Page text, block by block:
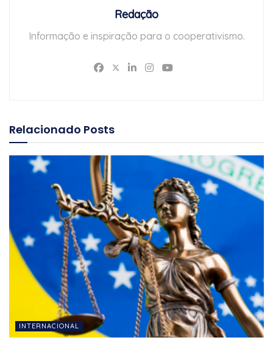
Redação
Informação e inspiração para o cooperativismo.
Relacionado Posts
INTERNACIONAL